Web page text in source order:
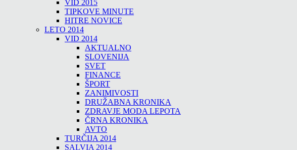
VID 2015
TIPKOVE MINUTE
HITRE NOVICE
LETO 2014
VID 2014
AKTUALNO
SLOVENIJA
SVET
FINANCE
ŠPORT
ZANIMIVOSTI
DRUŽABNA KRONIKA
ZDRAVJE MODA LEPOTA
ČRNA KRONIKA
AVTO
TURČIJA 2014
SALVIA 2014